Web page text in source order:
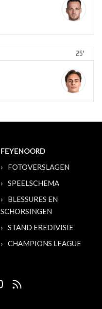
25'
FEYENOORD
FOTOVERSLAGEN
SPEELSCHEMA
BLESSURES EN
SCHORSINGEN
STAND EREDIVISIE
CHAMPIONS LEAGUE